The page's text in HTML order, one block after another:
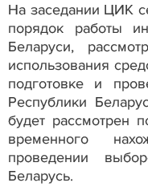
На заседании ЦИК
порядок работы
Беларуси,
использования
подготовке и
Республики
будет рассмотрен
временного
проведении
Беларусь.